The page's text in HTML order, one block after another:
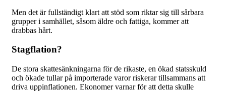
Men det är fullständigt klart att stöd som riktar sig till sårbara
grupper i samhället, såsom äldre och fattiga, kommer att
drabbas hårt.
Stagflation?
De stora skattesänkningarna för de rikaste, en ökad statsskuld
och ökade tullar på importerade varor riskerar tillsammans att
driva uppinflationen. Ekonomer varnar för att detta skulle